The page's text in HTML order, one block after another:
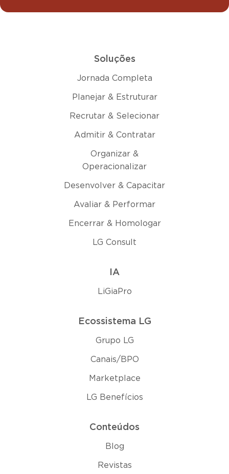
Soluções
Jornada Completa
Planejar & Estruturar
Recrutar & Selecionar
Admitir & Contratar
Organizar &
Operacionalizar
Desenvolver & Capacitar
Avaliar & Performar
Encerrar & Homologar
LG Consult
IA
LiGiaPro
Ecossistema LG
Grupo LG
Canais/BPO
Marketplace
LG Benefícios
Conteúdos
Blog
Revistas